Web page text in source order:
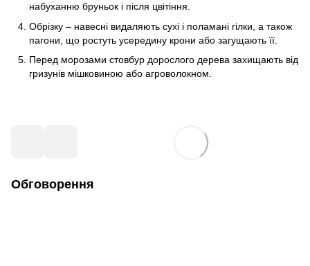
набуханню бруньок і після цвітіння.
Обрізку – навесні видаляють сухі і поламані гілки, а також
пагони, що ростуть усередину крони або загущають її.
Перед морозами стовбур дорослого дерева захищають від
гризунів мішковиною або агроволокном.
Обговорення